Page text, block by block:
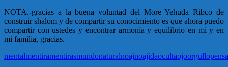
NOTA.-gracias a la buena voluntad del More Yehuda Ribco de
construir shalom y de compartir su conocimiento es que ahora puedo
compartir con ustedes y encontrar armonía y equilibrio en mi y en
mi familia, gracias.
mentalmentiramentirasmundonaturalnoajnoajidaocultaojoorgullo